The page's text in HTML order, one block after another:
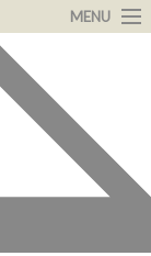
MENU